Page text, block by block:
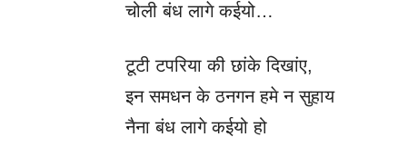
चोली बंध लागे कईयो…
टूटी टपरिया की छांके दिखांए,
इन समधन के ठनगन हमे न सुहाय
नैना बंध लागे कईयो हो